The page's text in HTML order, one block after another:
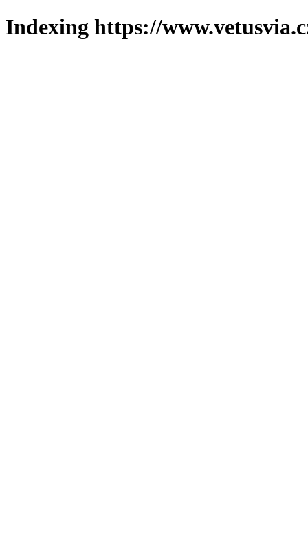
Indexing https://